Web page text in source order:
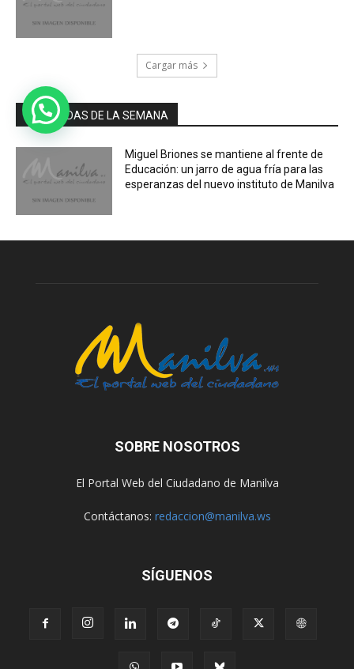
Cargar más
MÁS LEIDAS DE LA SEMANA
Miguel Briones se mantiene al frente de
Educación: un jarro de agua fría para las
esperanzas del nuevo instituto de Manilva
SOBRE NOSOTROS
El Portal Web del Ciudadano de Manilva
Contáctanos: redaccion@manilva.ws
SÍGUENOS